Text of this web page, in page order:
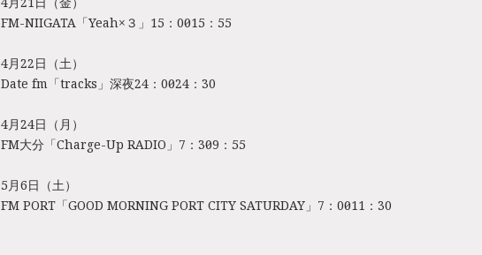
FM-NIIGATA「Yeah×３」15：00～15：55
4月22日（土）
Date fm「tracks」深夜24：00～24：30
4月24日（月）
FM大分「Charge-Up RADIO」7：30～9：55
5月6日（土）
FM PORT「GOOD MORNING PORT CITY SATURDAY」7：00～11：30